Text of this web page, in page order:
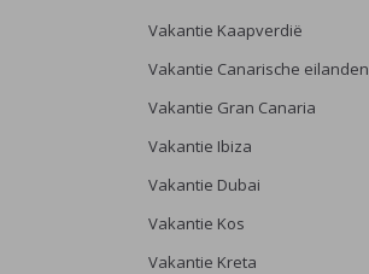
Vakantie Kaapverdië
Vakantie Canarische eilanden
Vakantie Gran Canaria
Vakantie Ibiza
Vakantie Dubai
Vakantie Kos
Vakantie Kreta